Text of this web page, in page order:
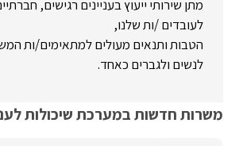
מתן שירותי ייעוץ בעניינים רגישים,
לעובדים /ות שלנו,
הטבות ותנאים מעולים למתאימים/ות
לנשים ולגברים כאחד.
משרות חדשות במערכת שיכולות